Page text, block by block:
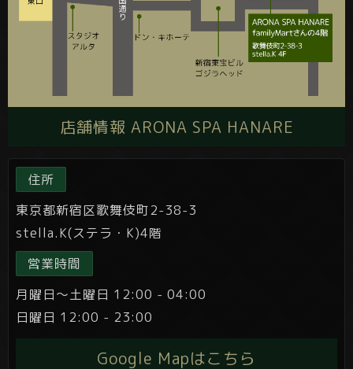
店舗情報 ARONA SPA HANARE
住所
東京都新宿区歌舞伎町2-38-3
stella.K(ステラ・K)4階
営業時間
月曜日～土曜日 12:00 - 04:00
日曜日 12:00 - 23:00
Google Mapはこちら